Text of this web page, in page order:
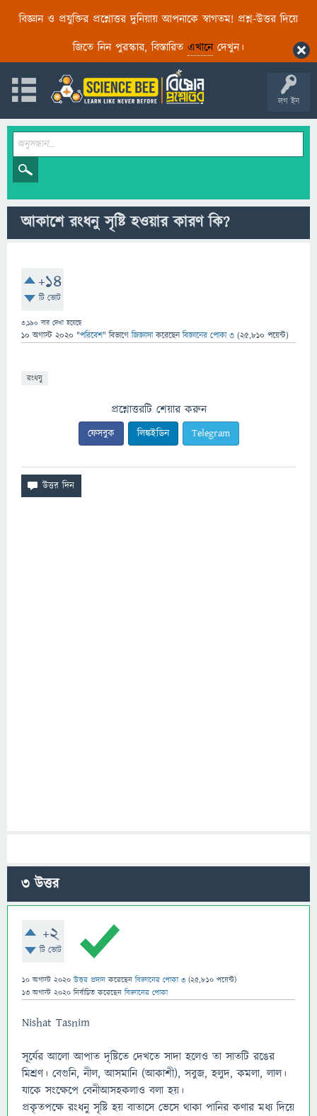
বিজ্ঞান ও প্রযুক্তির প্রশ্নোত্তর দুনিয়ায় আপনাকে স্বাগতম! প্রশ্ন-উত্তর দিয়ে
জিতে নিন পুরস্কার, বিস্তারিত এখানেদেখুন।
লগ ইন
আকাশে রংধনু সৃষ্টি হওয়ার কারণ কি?
+14
টি ভোট
3,190 বার দেখা হয়েছে
10 অগাস্ট 2020 "পরিবেশ" বিভাগে জিজ্ঞাসাকরেছেনবিজ্ঞানের পোকা ৩ (25,810 পয়েন্ট)
রংধনু
প্রশ্নোত্তরটি শেয়ার করুন
ফেসবুক লিঙ্কইডিন Telegram
3উত্তর
+2
টি ভোট
10 অগাস্ট 2020 উত্তর প্রদান করেছেনবিজ্ঞানের পোকা ৩ (25,810 পয়েন্ট)
13 অগাস্ট 2020 নির্বাচিত করেছেনবিজ্ঞানের পোকা
Nishat Tasnim
সূর্যের আলো আপাত দৃষ্টিতে দেখতে সাদা হলেও তা সাতটি রঙের
মিশ্রণ। বেগুনি, নীল, আসমানি (আকাশী), সবুজ, হলুদ, কমলা, লাল।
যাকে সংক্ষেপে বেনীআসহকলাও বলা হয়।
প্রকৃতপক্ষে রংধনু সৃষ্টি হয় বাতাসে ভেসে থাকা পানির কণার মধ্য দিয়ে